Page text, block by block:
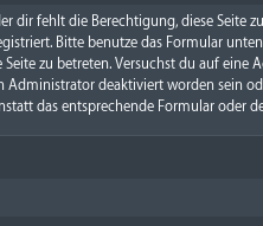
dir fehlt die Berechtigung, diese Seite
Bitte benutze das Formular
Seite zu betreten. Versuchst du auf
Administrator deaktiviert worden sein
das entsprechende Formular oder